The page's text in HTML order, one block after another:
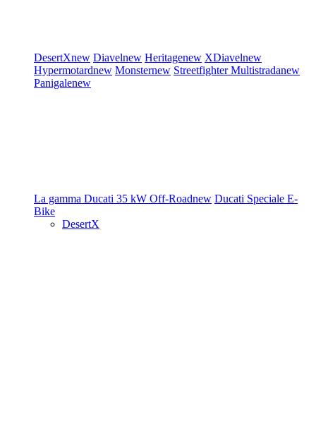
DesertXnew Diavelnew Heritagenew XDiavelnew
Hypermotardnew Monsternew StreetfighterMultistradanew
Panigalenew
La gamma Ducati 35 kW Off-Roadnew Ducati Speciale E-
Bike
DesertX